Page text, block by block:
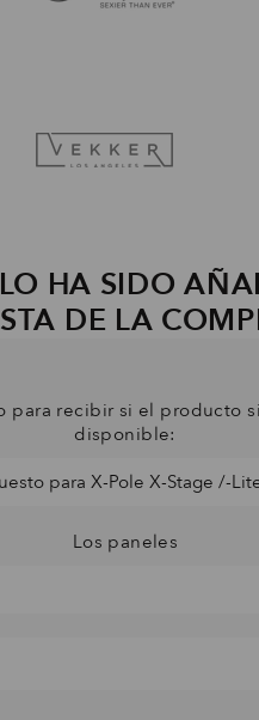
HA SIDO
DE LA
para recibir si el producto
disponible:
Los paneles